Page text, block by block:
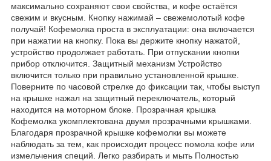
максимально сохраняют свои свойства, и кофе остаётся
свежим и вкусным. Кнопку нажимай – свежемолотый кофе
получай! Кофемолка проста в эксплуатации: она включается
при нажатии на кнопку. Пока вы держите кнопку нажатой,
устройство продолжает работать. При отпускании кнопки
прибор отключится. Защитный механизм Устройство
включится только при правильно установленной крышке.
Поверните по часовой стрелке до фиксации так, чтобы выступ
на крышке нажал на защитный переключатель, который
находится на моторном блоке. Прозрачная крышка
Кофемолка укомплектована двумя прозрачными крышками.
Благодаря прозрачной крышке кофемолки вы можете
наблюдать за тем, как происходит процесс помола кофе или
измельчения специй. Легко разбирать и мыть Полностью